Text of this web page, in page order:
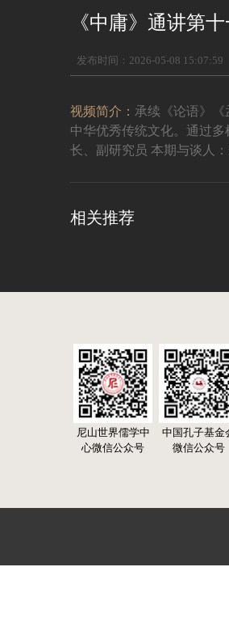
《中庸》通讲第
发布时间：2026-05-08 15:07:59
视频简介： 承续《论语》
中华优秀传统文化。通过
长、副研究员 本期与谈人
相关推荐
尼山世界儒学中
心微信公众号
中国孔子基金
微信公众号